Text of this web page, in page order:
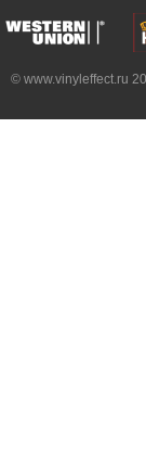
© www.vinyleffect.ru